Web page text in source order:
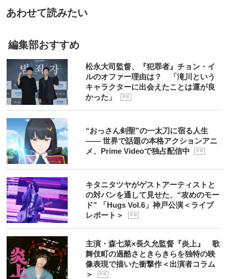
あわせて読みたい
編集部おすすめ
松永大司監督、『犯罪者』チョン・イ
ルのオファー理由は？ 「滝川という
キャラクターに出会えたことは運が良
かった」
P R
“おっさん剣聖”の一太刀に宿る人生
―― 世界で話題の本格アクションアニ
メ、Prime Videoで独占配信中
P R
キタニタツヤがゲストアーティストと
の対バンを通して見せた、“攻めのモー
ド” 「Hugs Vol.6」神戸公演＜ライブ
レポート＞
P R
主演・森七菜×長久允監督『炎上』 歌
舞伎町の過酷さときらきらを独特の映
像表現で描いた衝撃作＜出演者コラム
＞
P R